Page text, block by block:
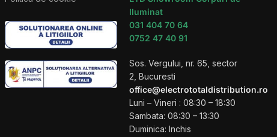
Iluminat
031 404 70 64
0752 47 40 91
Sos. Vergului, nr. 65, sector
2, Bucuresti
office@electrototaldistribution.ro
Luni – Vineri : 08:30 – 18:30
Sambata: 08:30 – 13:30
Duminica: Inchis